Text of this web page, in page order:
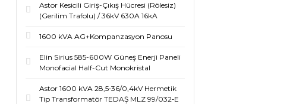
Astor Kesicili Giriş-Çıkış Hücresi (Rölesiz)
(Gerilim Trafolu) / 36kV 630A 16kA
1600 kVA AG+Kompanzasyon Panosu
Elin Sirius 585-600W Güneş Enerji Paneli
Monofacial Half-Cut Monokristal
Astor 1600 kVA 28,5‐36/0,4kV Hermetik
Tip Transformatör TEDAŞ MLZ 99/032‐E